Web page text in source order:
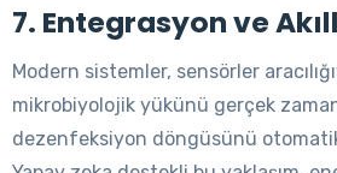
7. Entegrasyon ve
Modern sistemler, sensörler
mikrobiyolojik yükünü gerçek
dezenfeksiyon döngüsünü